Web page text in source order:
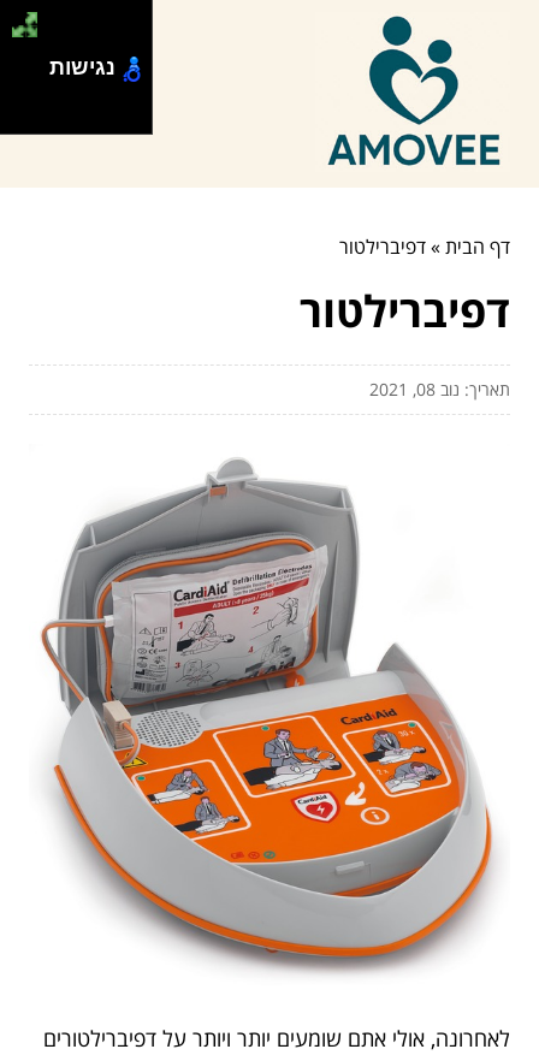
דף הבית»דפיברילטור
דפיברילטור
תאריך: נוב 08, 2021
לאחרונה, אולי אתם שומעים יותר ויותר על דפיברילטורים
נגישות